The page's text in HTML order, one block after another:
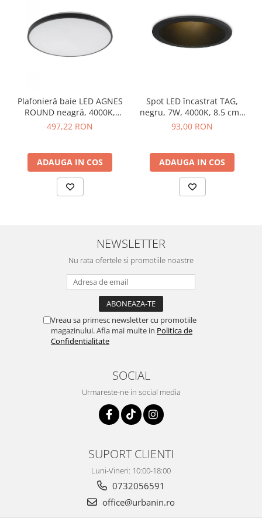
Plafonieră baie LED AGNES
ROUND neagră, 4000K,
diametru 49 cm
497,22 RON
ADAUGA IN COS
Spot LED încastrat TAG,
negru, 7W, 4000K, 8.5 cm -
IDEAL LUX
93,00 RON
ADAUGA IN COS
NEWSLETTER
Nu rata ofertele si promotiile noastre
Vreau sa primesc newsletter cu promotiile
magazinului. Afla mai multe in Politica de
Confidentialitate
SOCIAL
Urmareste-ne in social media
SUPORT CLIENTI
Luni-Vineri: 10:00-18:00
0732056591
office@urbanin.ro